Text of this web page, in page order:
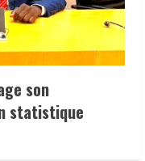
son
statistique